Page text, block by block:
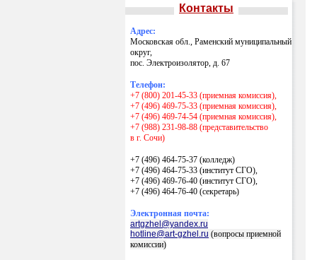
Контакты
Адрес:
Московская обл., Раменский муниципальный
округ,
пос. Электроизолятор, д. 67
Телефон:
+7 (800) 201-45-33 (приемная комиссия),
+7 (496) 469-75-33 (приемная комиссия),
+7 (496) 469-74-54 (приемная комиссия),
+7 (988) 231-98-88 (представительство
в г. Сочи)
+7 (496) 464-75-37 (колледж)
+7 (496) 464-75-33 (институт СГО),
+7 (496) 469-76-40 (институт СГО),
+7 (496) 464-76-40 (секретарь)
Электронная почта:
artgzhel@yandex.ru
hotline@art-gzhel.ru (вопросы приемной
комиссии)